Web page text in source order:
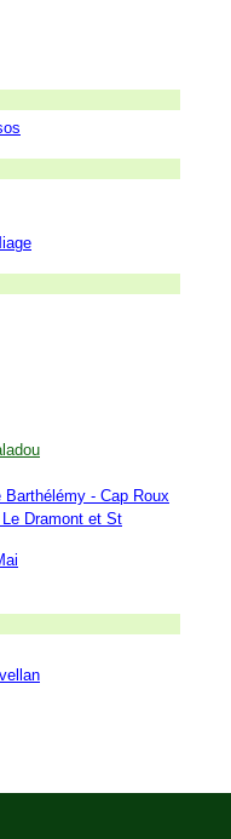
- Cap Roux
Dramont et St